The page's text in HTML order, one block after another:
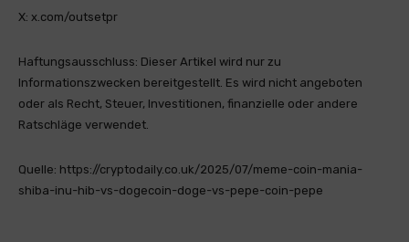
X: x.com/outsetpr
Haftungsausschluss: Dieser Artikel wird nur zu
Informationszwecken bereitgestellt. Es wird nicht angeboten
oder als Recht, Steuer, Investitionen, finanzielle oder andere
Ratschläge verwendet.
Quelle: https://cryptodaily.co.uk/2025/07/meme-coin-mania-
shiba-inu-hib-vs-dogecoin-doge-vs-pepe-coin-pepe